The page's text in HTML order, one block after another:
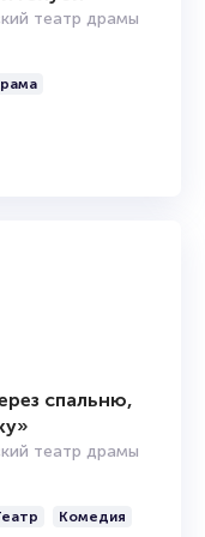
театр драмы
спальню,
театр драмы
Комедия